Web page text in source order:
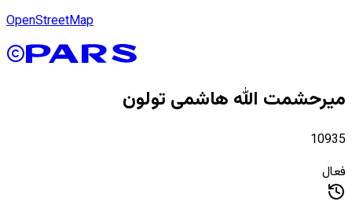
OpenStreetMap
میرحشمت الله هاشمی تولون
10935
فعال